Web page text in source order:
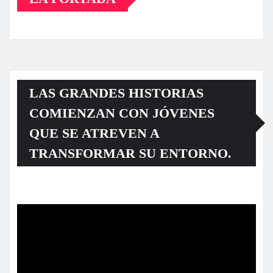
LAS GRANDES HISTORIAS
COMIENZAN CON JÓVENES
QUE SE ATREVEN A
TRANSFORMAR SU ENTORNO.